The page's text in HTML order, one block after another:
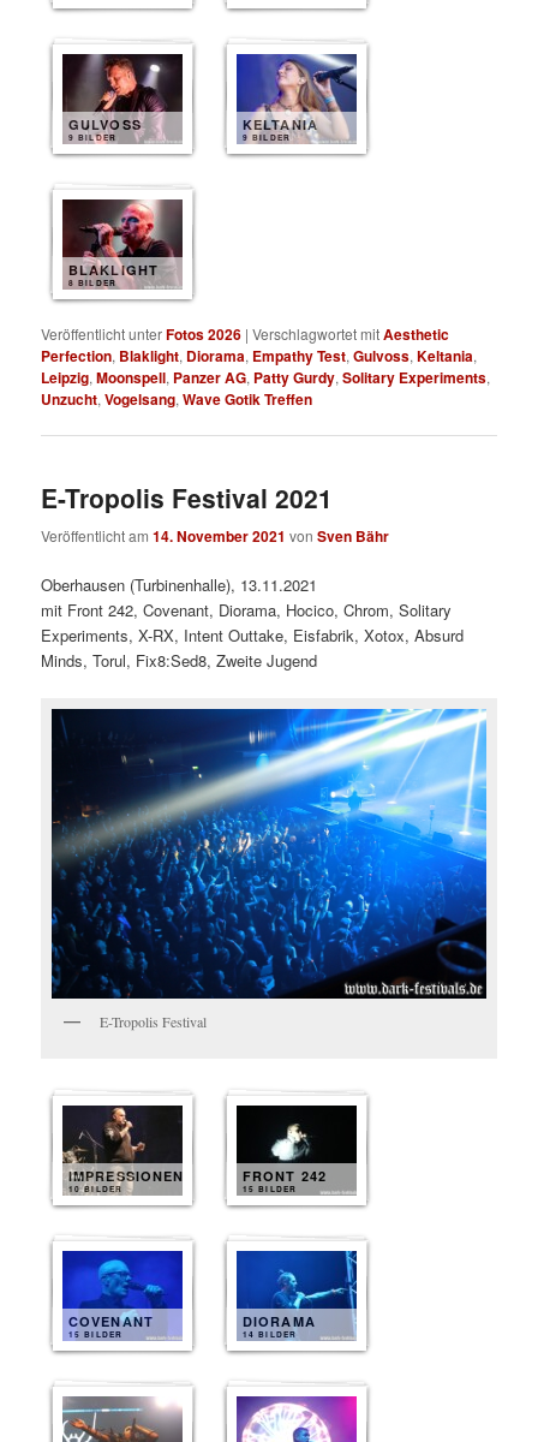
GULVOSS
9 BILDER
KELTANIA
9 BILDER
BLAKLIGHT
8 BILDER
Veröffentlicht unterFotos 2026 |Verschlagwortet mitAesthetic
Perfection, Blaklight, Diorama, Empathy Test,Gulvoss,Keltania,
Leipzig,Moonspell, Panzer AG, Patty Gurdy,Solitary Experiments,
Unzucht,Vogelsang,Wave Gotik Treffen
E-Tropolis Festival 2021
Veröffentlicht am14. November 2021 vonSven Bähr
Oberhausen (Turbinenhalle), 13.11.2021
mit Front 242, Covenant, Diorama, Hocico, Chrom, Solitary
Experiments, X-RX, Intent Outtake, Eisfabrik, Xotox, Absurd
Minds, Torul, Fix8:Sed8, Zweite Jugend
E-Tropolis Festival
IMPRESSIONEN
10 BILDER
FRONT 242
15 BILDER
COVENANT
15 BILDER
DIORAMA
14 BILDER